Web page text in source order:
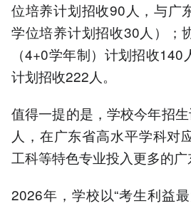
位培养计划招收90人，与广
学位培养计划招收30人）；
（4+0学年制）计划招收
计划招收222人。
值得一提的是，学校今年招
人，在广东省高水平学科对
工科等特色专业投入更多的广
2026年，学校以“考生利益